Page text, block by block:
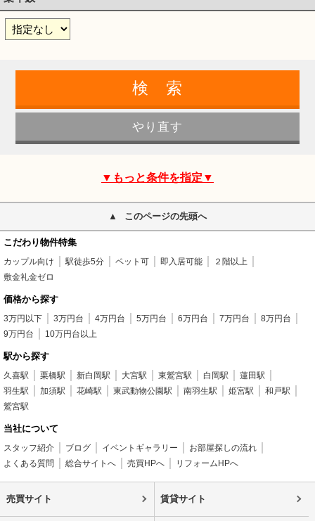
▼もっと条件を指定▼
このページの先頭へ
こだわり物件特集
カップル向け 駅徒歩5分 ペット可 即入居可能
２階以上
敷金礼金ゼロ
価格から探す
3万円以下 3万円台 4万円台 5万円台 6万円台 7万円台
8万円台
9万円台
10万円台以上
駅から探す
久喜駅 栗橋駅 新白岡駅 大宮駅 東鷲宮駅 白岡駅
蓮田駅
羽生駅
加須駅 花崎駅 東武動物公園駅 南羽生駅 姫宮駅
和戸駅
鷲宮駅
当社について
スタッフ紹介 ブログ イベントギャラリー
お部屋探しの流れ
よくある質問
総合サイトへ 売買HPへ リフォームHPへ
売買サイト 賃貸サイト